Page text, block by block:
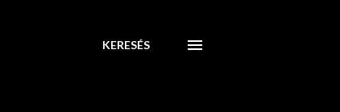
KERESÉS